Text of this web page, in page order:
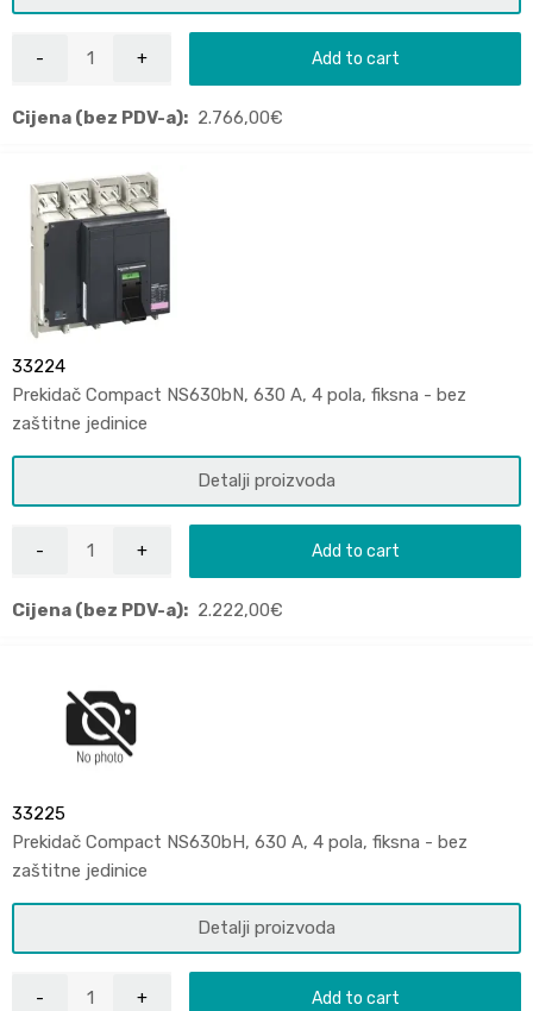
Add to cart
Cijena (bez PDV-a): 2.766,00€
33224
Prekidač Compact NS630bN, 630 A, 4 pola, fiksna - bez
zaštitne jedinice
Detalji proizvoda
Add to cart
Cijena (bez PDV-a): 2.222,00€
33225
Prekidač Compact NS630bH, 630 A, 4 pola, fiksna - bez
zaštitne jedinice
Detalji proizvoda
Add to cart